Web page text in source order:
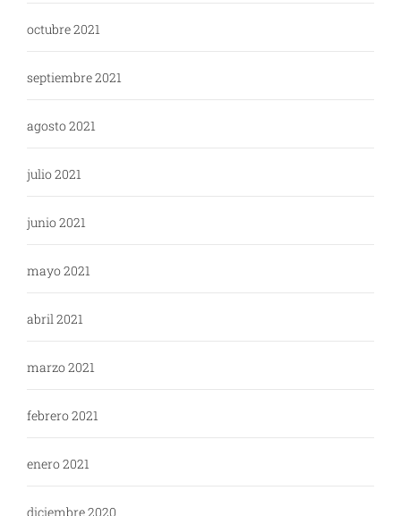
octubre 2021
septiembre 2021
agosto 2021
julio 2021
junio 2021
mayo 2021
abril 2021
marzo 2021
febrero 2021
enero 2021
diciembre 2020